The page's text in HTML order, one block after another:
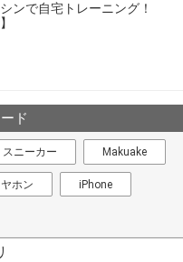
ンで自宅トレーニング！
ド
スニーカー Makuake
ホン iPhone